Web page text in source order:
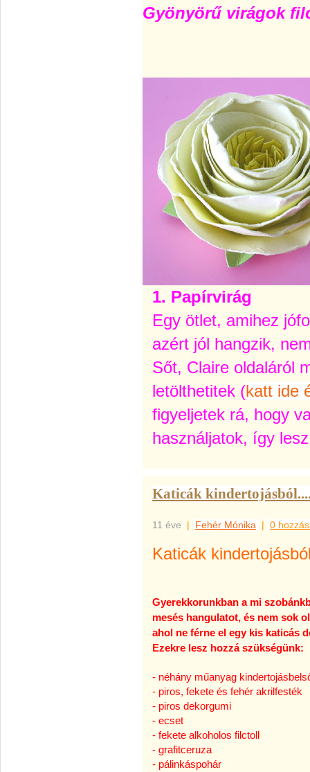
Gyönyörű virágok
1. Papírvirág
Egy ötlet, amihez
azért jól hangzik,
Sőt, Claire oldaláról
letölthetitek (katt ide
figyeljetek rá, hogy
használjatok, így
Katicák
11 éve | Fehér Mónika | 0
Katicák
Gyerekkorunkban a mi
mesés hangulatot, és nem sok
ahol ne férne el egy kis katicás
Ezekre lesz hozzá szükségünk:
- néhány műanyag
- piros, fekete és fehér akrilfesték
- piros dekorgumi
- ecset
- fekete alkoholos filctoll
- grafitceruza
- pálinkáspohár